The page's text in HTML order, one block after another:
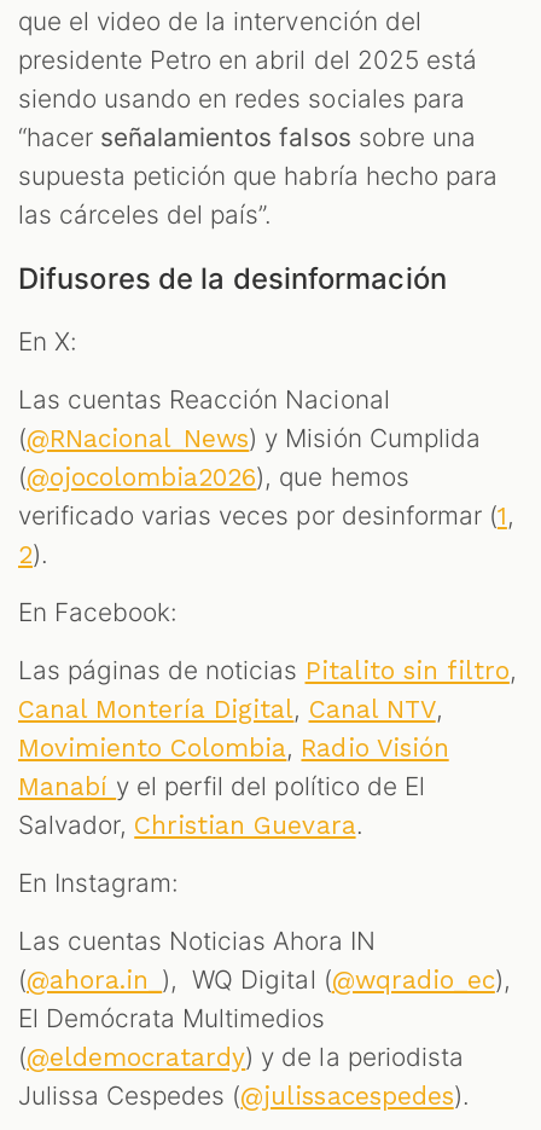
que el video de la intervención del
presidente Petro en abril del 2025 está
siendo usando en redes sociales para
“hacer señalamientos falsos sobre una
supuesta petición que habría hecho para
las cárceles del país”.
Difusores de la desinformación
En X:
Las cuentas Reacción Nacional
(@RNacional_News) y Misión Cumplida
(@ojocolombia2026), que hemos
verificado varias veces por desinformar (1,
2).
En Facebook:
Las páginas de noticias Pitalito sin filtro,
Canal Montería Digital, Canal NTV,
Movimiento Colombia, Radio Visión
Manabí y el perfil del político de El
Salvador, Christian Guevara.
En Instagram:
Las cuentas Noticias Ahora IN
(@ahora.in_ ), WQ Digital (@wqradio_ec),
El Demócrata Multimedios
(@eldemocratardy) y de la periodista
Julissa Cespedes (@julissacespedes).